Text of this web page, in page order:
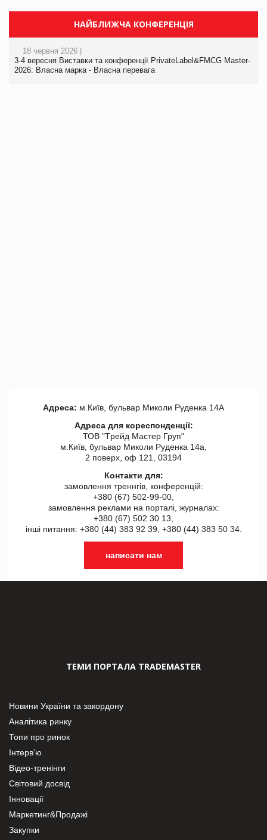
НАЙБЛИЖЧА КОНФЕРЕНЦІЯ
18 червня 2026 |
3-4 вересня Виставки та конференції PrivateLabel&FMCG Master-
2026: Власна марка - Власна перевага
Адреса: м.Київ, бульвар Миколи Руденка 14А
Адреса для кореспонденції:
ТОВ "Tрейд Мастер Груп"
м.Київ, бульвар Миколи Руденка 14а,
2 поверх, оф 121, 03194
Контакти для:
замовлення треннгів, конференцій:
+380 (67) 502-99-00,
замовлення реклами на порталі, журналах:
+380 (67) 502 30 13,
інші питання: +380 (44) 383 92 39, +380 (44) 383 50 34.
написати нам
ТЕМИ ПОРТАЛА TRADEMASTER
Новини України та закордону
Аналітика ринку
Топи про ринок
Інтерв’ю
Відео-тренінги
Світовий досвід
Інновації
Маркетинг&Продажі
Закупки